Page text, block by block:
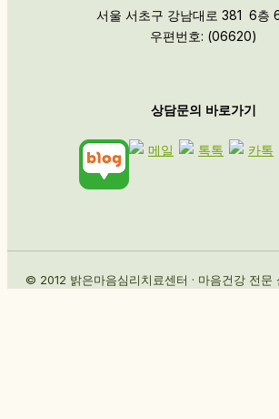
서울 서초구 강남대로 381 6층
우편번호: (06620)
상담문의 바로가기
© 2012 밝은마음심리치료센터 · 마음건강 전문